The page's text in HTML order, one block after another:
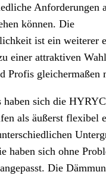
Anforderungen
können. Die
ist ein weiterer
einer attraktiven
Profis gleichermaßen
haben sich die HYRYC
als äußerst flexibel
haben sich ohne
Die